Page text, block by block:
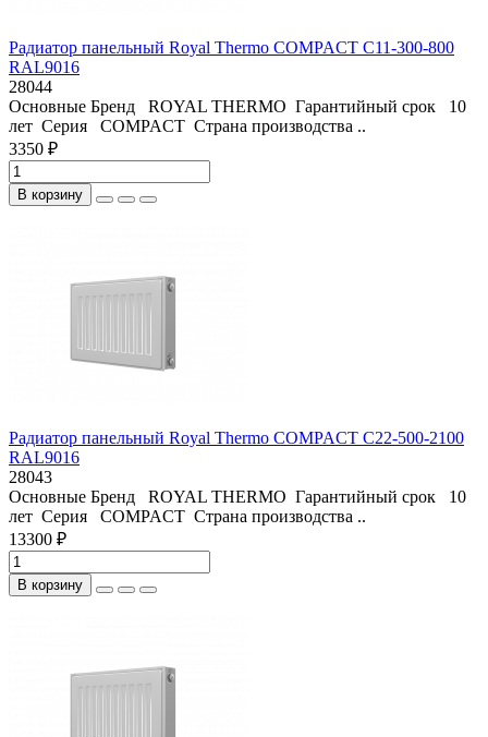
Радиатор панельный Royal Thermo COMPACT C11-300-800
RAL9016
28044
Основные Бренд ROYAL THERMO Гарантийный срок 10
лет Серия COMPACT Страна производства ..
3350 ₽
В корзину
Радиатор панельный Royal Thermo COMPACT C22-500-2100
RAL9016
28043
Основные Бренд ROYAL THERMO Гарантийный срок 10
лет Серия COMPACT Страна производства ..
13300 ₽
В корзину